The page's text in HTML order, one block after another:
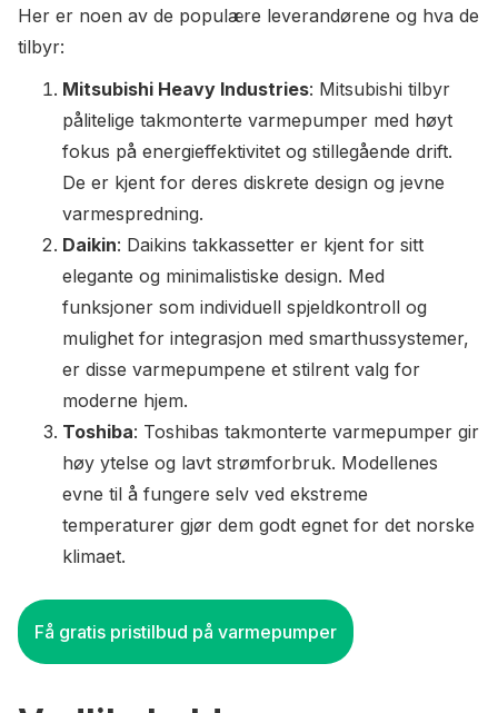
Her er noen av de populære leverandørene og hva de
tilbyr:
Mitsubishi Heavy Industries: Mitsubishi tilbyr
pålitelige takmonterte varmepumper med høyt
fokus på energieffektivitet og stillegående drift.
De er kjent for deres diskrete design og jevne
varmespredning.
Daikin: Daikins takkassetter er kjent for sitt
elegante og minimalistiske design. Med
funksjoner som individuell spjeldkontroll og
mulighet for integrasjon med smarthussystemer,
er disse varmepumpene et stilrent valg for
moderne hjem.
Toshiba: Toshibas takmonterte varmepumper gir
høy ytelse og lavt strømforbruk. Modellenes
evne til å fungere selv ved ekstreme
temperaturer gjør dem godt egnet for det norske
klimaet.
Få gratis pristilbud på varmepumper